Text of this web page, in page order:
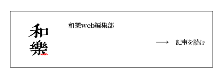
和樂web編集部
記事を読む